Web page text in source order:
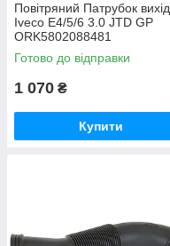
Повітряний Патрубок вихід
Iveco E4/5/6 3.0 JTD GP
ORK5802088481
Готово до відправки
1 070 ₴
Купити